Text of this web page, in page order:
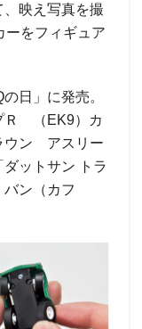
、映え写真を撮
ーをフィギュア
日」に発売。
Ｒ （EK9）カ
ウン アスリー
ットサン トラ
ン（カフ